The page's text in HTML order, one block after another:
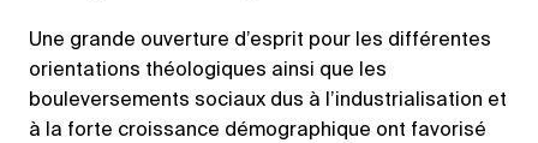
Une grande ouverture d’esprit pour les différentes
orientations théologiques ainsi que les
bouleversements sociaux dus à l’industrialisation et
à la forte croissance démographique ont favorisé